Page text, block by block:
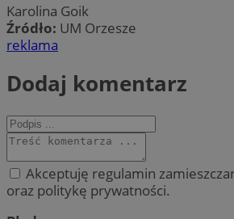
Karolina Goik
Źródło: UM Orzesze
reklama
Dodaj komentarz
Akceptuję regulamin
oraz politykę prywatności.